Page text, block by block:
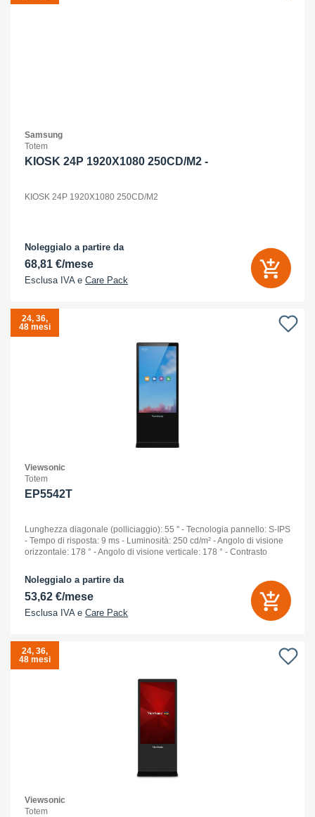
Samsung
Totem
KIOSK 24P 1920X1080 250CD/M2 -
KIOSK 24P 1920X1080 250CD/M2
Noleggialo a partire da
68,81 €/mese
Esclusa IVA e Care Pack
24, 36,
48 mesi
Viewsonic
Totem
EP5542T
Lunghezza diagonale (polliciaggio): 55 '' - Tecnologia pannello: S-IPS
- Tempo di risposta: 9 ms - Luminosità: 250 cd/m² - Angolo di visione
orizzontale: 178 ° - Angolo di visione verticale: 178 ° - Contrasto
Noleggialo a partire da
53,62 €/mese
Esclusa IVA e Care Pack
24, 36,
48 mesi
Viewsonic
Totem